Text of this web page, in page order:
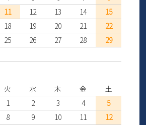
11 12 13 14
15
18 19 20 21
22
25 26 27 28
29
火 水 木 金
土
1
2 3 4
5
8 9 10 11
12